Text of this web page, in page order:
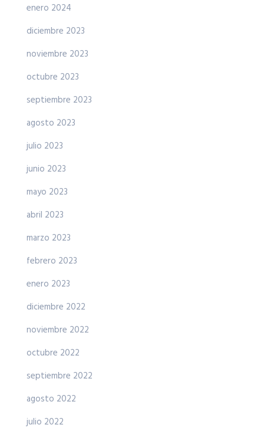
enero 2024
diciembre 2023
noviembre 2023
octubre 2023
septiembre 2023
agosto 2023
julio 2023
junio 2023
mayo 2023
abril 2023
marzo 2023
febrero 2023
enero 2023
diciembre 2022
noviembre 2022
octubre 2022
septiembre 2022
agosto 2022
julio 2022